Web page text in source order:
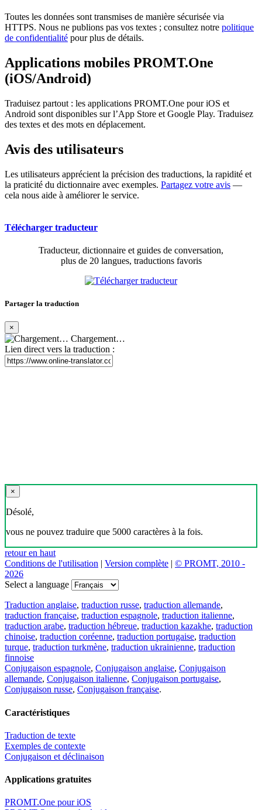
Toutes les données sont transmises de manière sécurisée via
HTTPS. Nous ne publions pas vos textes ; consultez notre politique
de confidentialité pour plus de détails.
Applications mobiles PROMT.One
(iOS/Android)
Traduisez partout : les applications PROMT.One pour iOS et
Android sont disponibles sur l’App Store et Google Play. Traduisez
des textes et des mots en déplacement.
Avis des utilisateurs
Les utilisateurs apprécient la précision des traductions, la rapidité et
la praticité du dictionnaire avec exemples. Partagez votre avis —
cela nous aide à améliorer le service.
Télécharger traducteur
Traducteur, dictionnaire et guides de conversation,
plus de 20 langues, traductions favoris
Partager la traduction
×
Chargement…
Lien direct vers la traduction :
×
Désolé,
vous ne pouvez traduire que 5000 caractères à la fois.
retour en haut
Conditions de l'utilisation | Version complète | © PROMT, 2010 -
2026
Select a language
Traduction anglaise, traduction russe, traduction allemande,
traduction française, traduction espagnole, traduction italienne,
traduction arabe, traduction hébreue, traduction kazakhe, traduction
chinoise, traduction coréenne, traduction portugaise, traduction
turque, traduction turkmène, traduction ukrainienne, traduction
finnoise
Conjugaison espagnole, Conjugaison anglaise, Conjugaison
allemande, Conjugaison italienne, Conjugaison portugaise,
Conjugaison russe, Conjugaison française.
Caractéristiques
Traduction de texte
Exemples de contexte
Conjugaison et déclinaison
Applications gratuites
PROMT.One pour iOS